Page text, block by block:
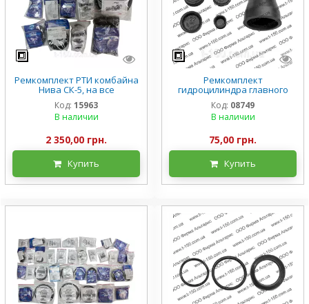
Ремкомплект РТИ комбайна
Нива СК-5, на все
Код: 15963
В наличии
2 350,00 грн.
Купить
Ремкомплект
гидроцилиндра главного
тормозов и муфты
сцепления Нива ДОН
Енисей, 54-5-1-4/5/6
Код: 08749
В наличии
75,00 грн.
Купить